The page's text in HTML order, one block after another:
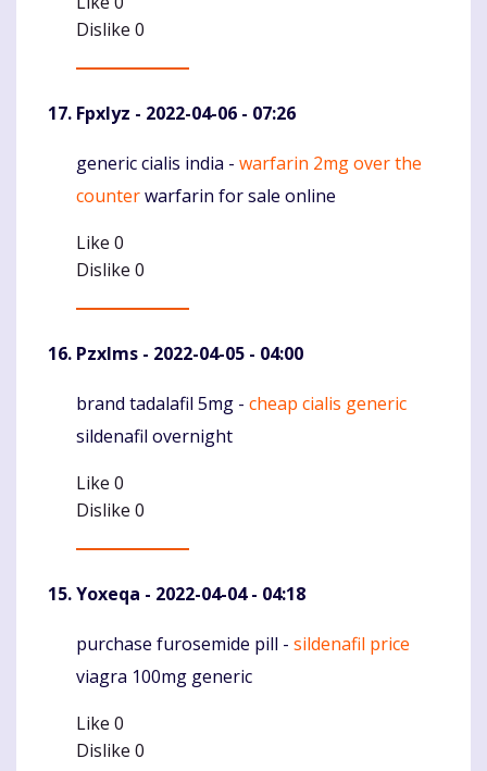
Dislike 0
Fpxlyz - 2022-04-06 - 07:26
Komentaras
generic cialis india - warfarin 2mg over the
counterwarfarin for sale online
Like 0
Dislike 0
Pzxlms - 2022-04-05 - 04:00
Komentaras
brand tadalafil 5mg - cheap cialis generic
sildenafil overnight
Like 0
Dislike 0
Yoxeqa - 2022-04-04 - 04:18
Komentaras
purchase furosemide pill - sildenafil price
viagra 100mg generic
Like 0
Dislike 0